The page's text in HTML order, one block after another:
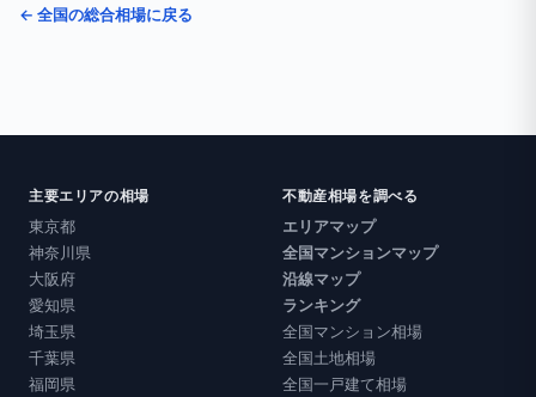
← 全国の総合相場に戻る
主要エリアの相場
東京都
神奈川県
大阪府
愛知県
埼玉県
千葉県
福岡県
不動産相場を調べる
エリアマップ
全国マンションマップ
沿線マップ
ランキング
全国マンション相場
全国土地相場
全国一戸建て相場